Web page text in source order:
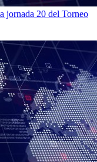
jornada 20 del Torneo